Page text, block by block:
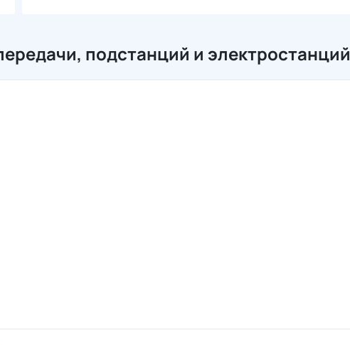
подстанций и электростанций